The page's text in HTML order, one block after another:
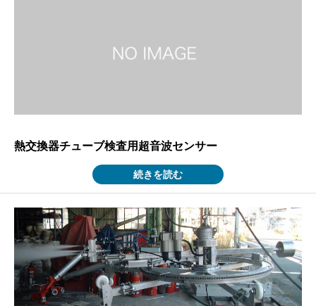
熱交換器チューブ検査用超音波センサー
続きを読む